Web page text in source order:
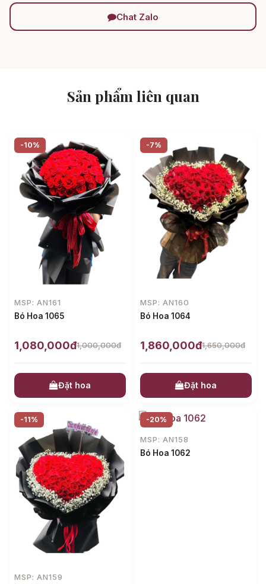
Chat Zalo
Sản phẩm liên quan
-10%
MSP: AN161
Bó Hoa 1065
1,080,000đ1,000,000đ
Đặt hoa
-7%
MSP: AN160
Bó Hoa 1064
1,860,000đ1,650,000đ
Đặt hoa
-11%
MSP: AN159
-20%
MSP: AN158
Bó Hoa 1062